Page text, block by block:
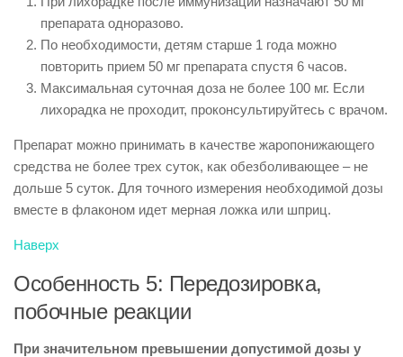
препарата одноразово.
По необходимости, детям старше 1 года можно
повторить прием 50 мг препарата спустя 6 часов.
Максимальная суточная доза не более 100 мг. Если
лихорадка не проходит, проконсультируйтесь с врачом.
Препарат можно принимать в качестве жаропонижающего
средства не более трех суток, как обезболивающее – не
дольше 5 суток. Для точного измерения необходимой дозы
вместе в флаконом идет мерная ложка или шприц.
Наверх
Особенность 5: Передозировка,
побочные реакции
При значительном превышении допустимой дозы у